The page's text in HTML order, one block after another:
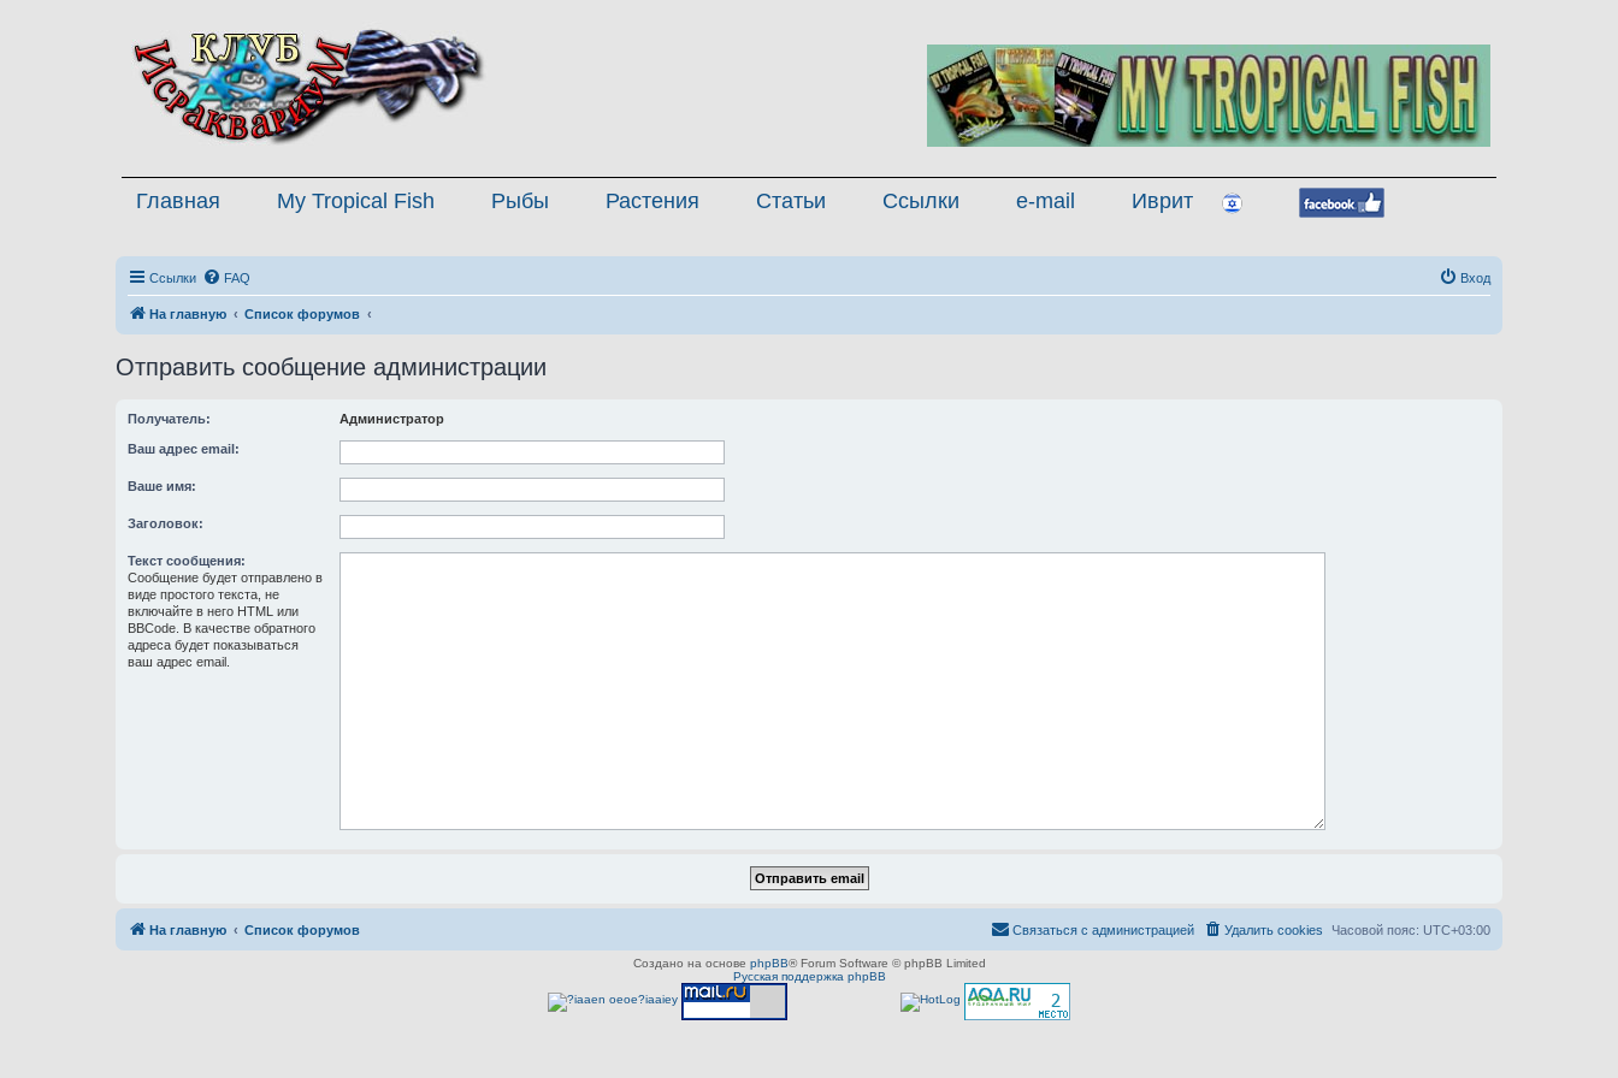
Главная My Tropical Fish Рыбы Растения Статьи Ссылки e-mail Иврит
Ссылки FAQ Вход
На главную Список форумов
Отправить сообщение администрации
Получатель: Администратор
Ваш адрес email:
Ваше имя:
Заголовок:
Текст сообщения:
Сообщение будет отправлено в
виде простого текста, не
включайте в него HTML или
BBCode. В качестве обратного
адреса будет показываться
ваш адрес email.
На главную Список форумов Часовой пояс: UTC+03:00
Удалить cookies
Связаться с администрацией
Создано на основе phpBB® Forum Software © phpBB Limited
Русская поддержка phpBB